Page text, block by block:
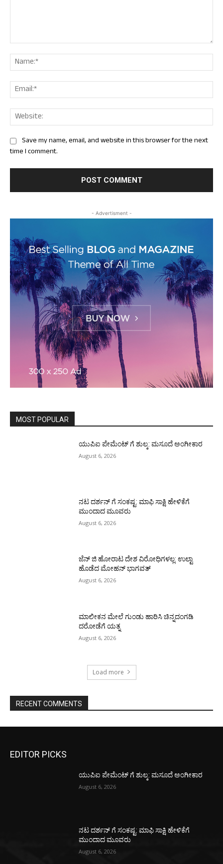
Save my name, email, and website in this browser for the next
time I comment.
- Advertisment -
MOST POPULAR
ಯುಪಿಐ ಪೇಮೆಂಟ್ ಗೆ ಶುಲ್ಕ: ಮಸೂದೆ ಅಂಗೀಕಾರ
August 6, 2026
ನಟ ದರ್ಶನ್ ಗೆ ಸಂಕಷ್ಟ: ಮಾಫಿ ಸಾಕ್ಷಿ ಹೇಳಿಕೆಗೆ
ಮುಂದಾದ ಮೂವರು
August 6, 2026
ಜೆನ್ ಜಿ ಹೋರಾಟ ದೇಶ ವಿರೋಧಿಗಳಲ್ಲ: ಉಲ್ಟಾ
ಹೊಡೆದ ಮೋಹನ್ ಭಾಗವತ್
August 6, 2026
ಮಾಲೀಕನ ಮೇಲೆ ಗುಂಡು ಹಾರಿಸಿ ಚಿನ್ನದಂಗಡಿ
ದರೋಡೆಗೆ ಯತ್ನ
August 6, 2026
Load more
RECENT COMMENTS
EDITOR PICKS
ಯುಪಿಐ ಪೇಮೆಂಟ್ ಗೆ ಶುಲ್ಕ: ಮಸೂದೆ ಅಂಗೀಕಾರ
August 6, 2026
ನಟ ದರ್ಶನ್ ಗೆ ಸಂಕಷ್ಟ: ಮಾಫಿ ಸಾಕ್ಷಿ ಹೇಳಿಕೆಗೆ
ಮುಂದಾದ ಮೂವರು
August 6, 2026